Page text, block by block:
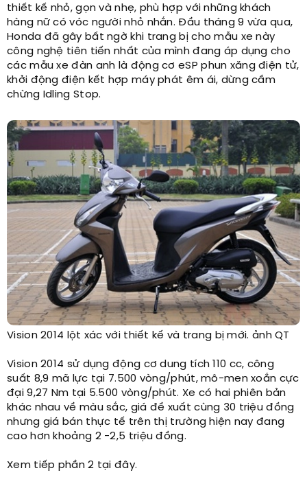
thiết kế nhỏ, gọn và nhẹ, phù hợp với những khách
hàng nữ có vóc người nhỏ nhắn. Đầu tháng 9 vừa qua,
Honda đã gây bất ngờ khi trang bị cho mẫu xe này
công nghệ tiên tiến nhất của mình đang áp dụng cho
các mẫu xe đàn anh là động cơ eSP phun xăng điện tử,
khởi động điện kết hợp máy phát êm ái, dừng cầm
chừng Idling Stop.
Vision 2014 lột xác với thiết kế và trang bị mới. ảnh QT​
Vision 2014 sử dụng động cơ dung tích 110 cc, công
suất 8,9 mã lực tại 7.500 vòng/phút, mô-men xoắn cực
đại 9,27 Nm tại 5.500 vòng/phút. Xe có hai phiên bản
khác nhau về màu sắc, giá đề xuất cùng 30 triệu đồng
nhưng giá bán thực tế trên thị trường hiện nay đang
cao hơn khoảng 2 -2,5 triệu đồng.
Xem tiếp phần 2 tại đây.